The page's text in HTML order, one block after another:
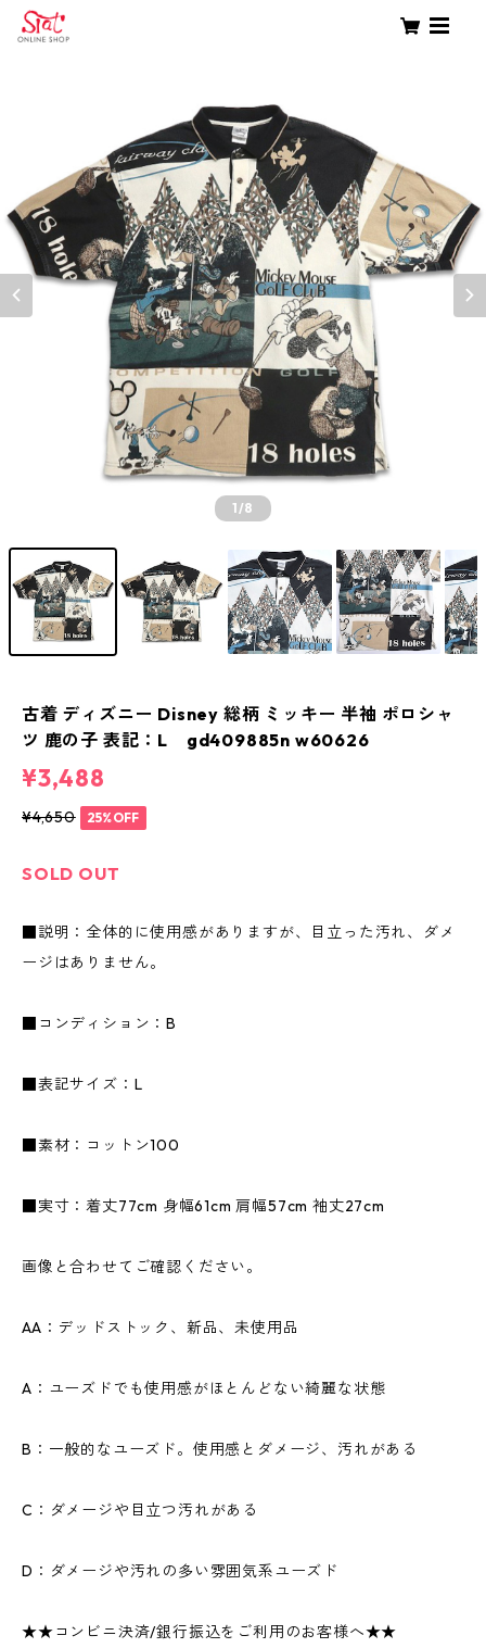
1/8
古着 ディズニー Disney 総柄 ミッキー 半袖 ポロシャ
ツ 鹿の子 表記：L gd409885n w60626
¥3,488
¥4,650 25%OFF
SOLD OUT
■説明：全体的に使用感がありますが、目立った汚れ、ダメ
ージはありません。
■コンディション：B
■表記サイズ：L
■素材：コットン100
■実寸：着丈77cm 身幅61cm 肩幅57cm 袖丈27cm
画像と合わせてご確認ください。
AA：デッドストック、新品、未使用品
A：ユーズドでも使用感がほとんどない綺麗な状態
B：一般的なユーズド。使用感とダメージ、汚れがある
C：ダメージや目立つ汚れがある
D：ダメージや汚れの多い雰囲気系ユーズド
★★コンビニ決済/銀行振込をご利用のお客様へ★★